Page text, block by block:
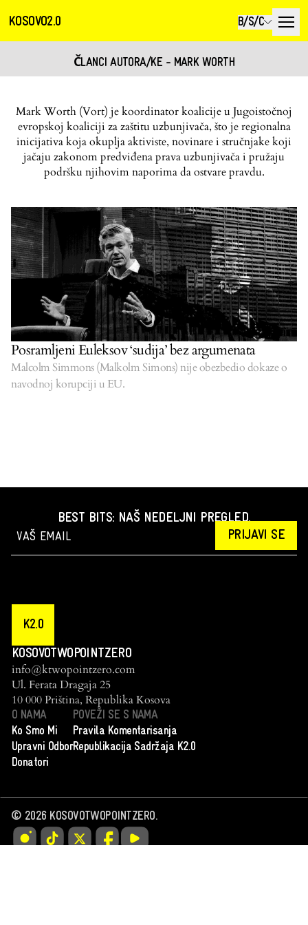
KOSOVO2.0 B/S/C
ČLANCI AUTORA/KE - MARK WORTH
Mark Worth (Vort) je koordinator koalicije u Jugoistočnoj
evropskoj koaliciji za zaštitu uzbunjivača, što je regionalna
inicijativa koja okuplja aktiviste, novinare i stručnjake koji
jačaju zakonom predviđena prava uzbunjivača i pružaju
podršku njihovim naporima da ostvare pravdu.
Posramljeni Euleksov ‘sudija’ bez argumenata
Malcolm Simmons (Malkolm Simons) nije obezbedio dokaze o
navodnoj korupciji u EU.
BEST BITS: NAŠ NEDELJNI PREGLED.
PRIJAVI SE
K2.0
KOSOVOTWOPOINTZERO
info@ktwopointzero.com
Ul. Ferata Dragaja 25
10 000 Priština, Republika Kosova
O NAMA
Ko Smo Mi
Upravni Odbor
Donatori
POVEŽI SE S NAMA
Pravila Komentarisanja
Republikacija Sadržaja K2.0
© 2026KOSOVOTWOPOINTZERO.